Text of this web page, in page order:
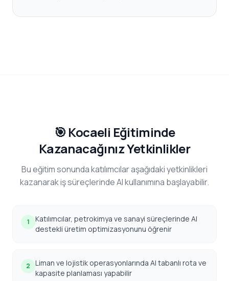
🎯 Kocaeli Eğitiminde
Kazanacağınız Yetkinlikler
Bu eğitim sonunda katılımcılar aşağıdaki yetkinlikleri
kazanarak iş süreçlerinde AI kullanımına başlayabilir.
1
Katılımcılar, petrokimya ve sanayi süreçlerinde AI
destekli üretim optimizasyonunu öğrenir
2
Liman ve lojistik operasyonlarında AI tabanlı rota ve
kapasite planlaması yapabilir